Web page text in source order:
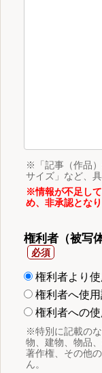
※「記事（作品
サイズ」など、
※情報が不足し
め、非承認となり
権利者（被写
権利者より
権利者へ使
権利者への
※特別に記載の
物、建物、物品
著作権、その他
ん。